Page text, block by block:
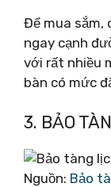
Để mua sắm,
ngay cạnh
với rất nhiều
bàn có mức
3. BẢO
Nguồn: Bảo